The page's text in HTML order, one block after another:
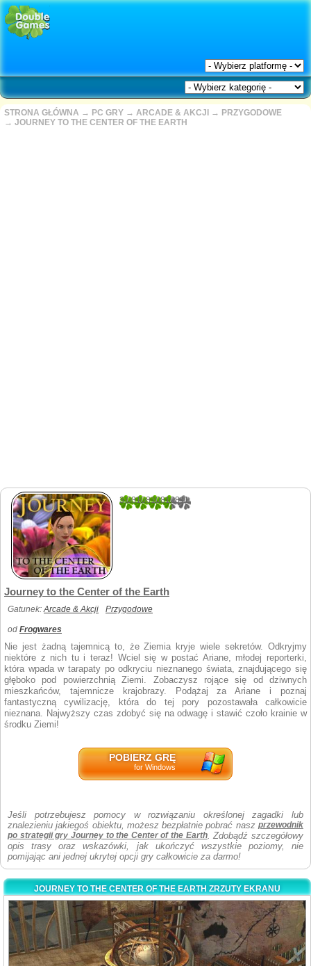
STRONA GŁÓWNA → PC GRY → ARCADE & AKCJI → PRZYGODOWE
→ JOURNEY TO THE CENTER OF THE EARTH
3.0810810810811
Journey to the Center of the Earth
Gatunek:Arcade & Akcji Przygodowe
od Frogwares
Nie jest żadną tajemnicą to, że Ziemia kryje wiele sekretów. Odkryjmy
niektóre z nich tu i teraz! Wciel się w postać Ariane, młodej reporterki,
która wpada w tarapaty po odkryciu nieznanego świata, znajdującego się
głęboko pod powierzchnią Ziemi. Zobaczysz rojące się od dziwnych
mieszkańców, tajemnicze krajobrazy. Podążaj za Ariane i poznaj
fantastyczną cywilizację, która do tej pory pozostawała całkowicie
nieznana. Najwyższy czas zdobyć się na odwagę i stawić czoło krainie w
środku Ziemi!
POBIERZ GRĘ
for Windows
Jeśli potrzebujesz pomocy w rozwiązaniu określonej zagadki lub
znalezieniu jakiegoś obiektu, możesz bezpłatnie pobrać nasz przewodnik
po strategii gry Journey to the Center of the Earth. Zdobądź szczegółowy
opis trasy oraz wskazówki, jak ukończyć wszystkie poziomy, nie
pomijając ani jednej ukrytej opcji gry całkowicie za darmo!
JOURNEY TO THE CENTER OF THE EARTH ZRZUTY EKRANU